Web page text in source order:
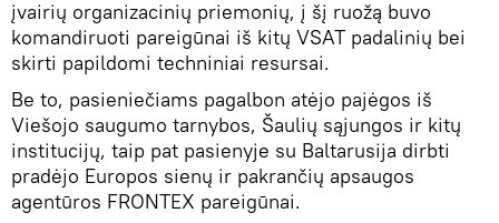
įvairių organizacinių priemonių, į šį ruožą buvo
komandiruoti pareigūnai iš kitų VSAT padalinių bei
skirti papildomi techniniai resursai.
Be to, pasieniečiams pagalbon atėjo pajėgos iš
Viešojo saugumo tarnybos, Šaulių sąjungos ir kitų
institucijų, taip pat pasienyje su Baltarusija dirbti
pradėjo Europos sienų ir pakrančių apsaugos
agentūros FRONTEX pareigūnai.